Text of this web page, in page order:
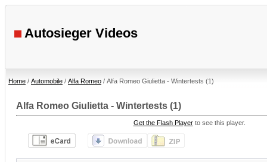
Autosieger Videos
Home / Automobile / Alfa Romeo / Alfa Romeo Giulietta - Wintertests (1)
Alfa Romeo Giulietta - Wintertests (1)
Get the Flash Playerto see this player.